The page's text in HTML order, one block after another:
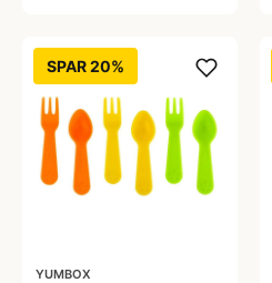
SPAR 20%
YUMBOX